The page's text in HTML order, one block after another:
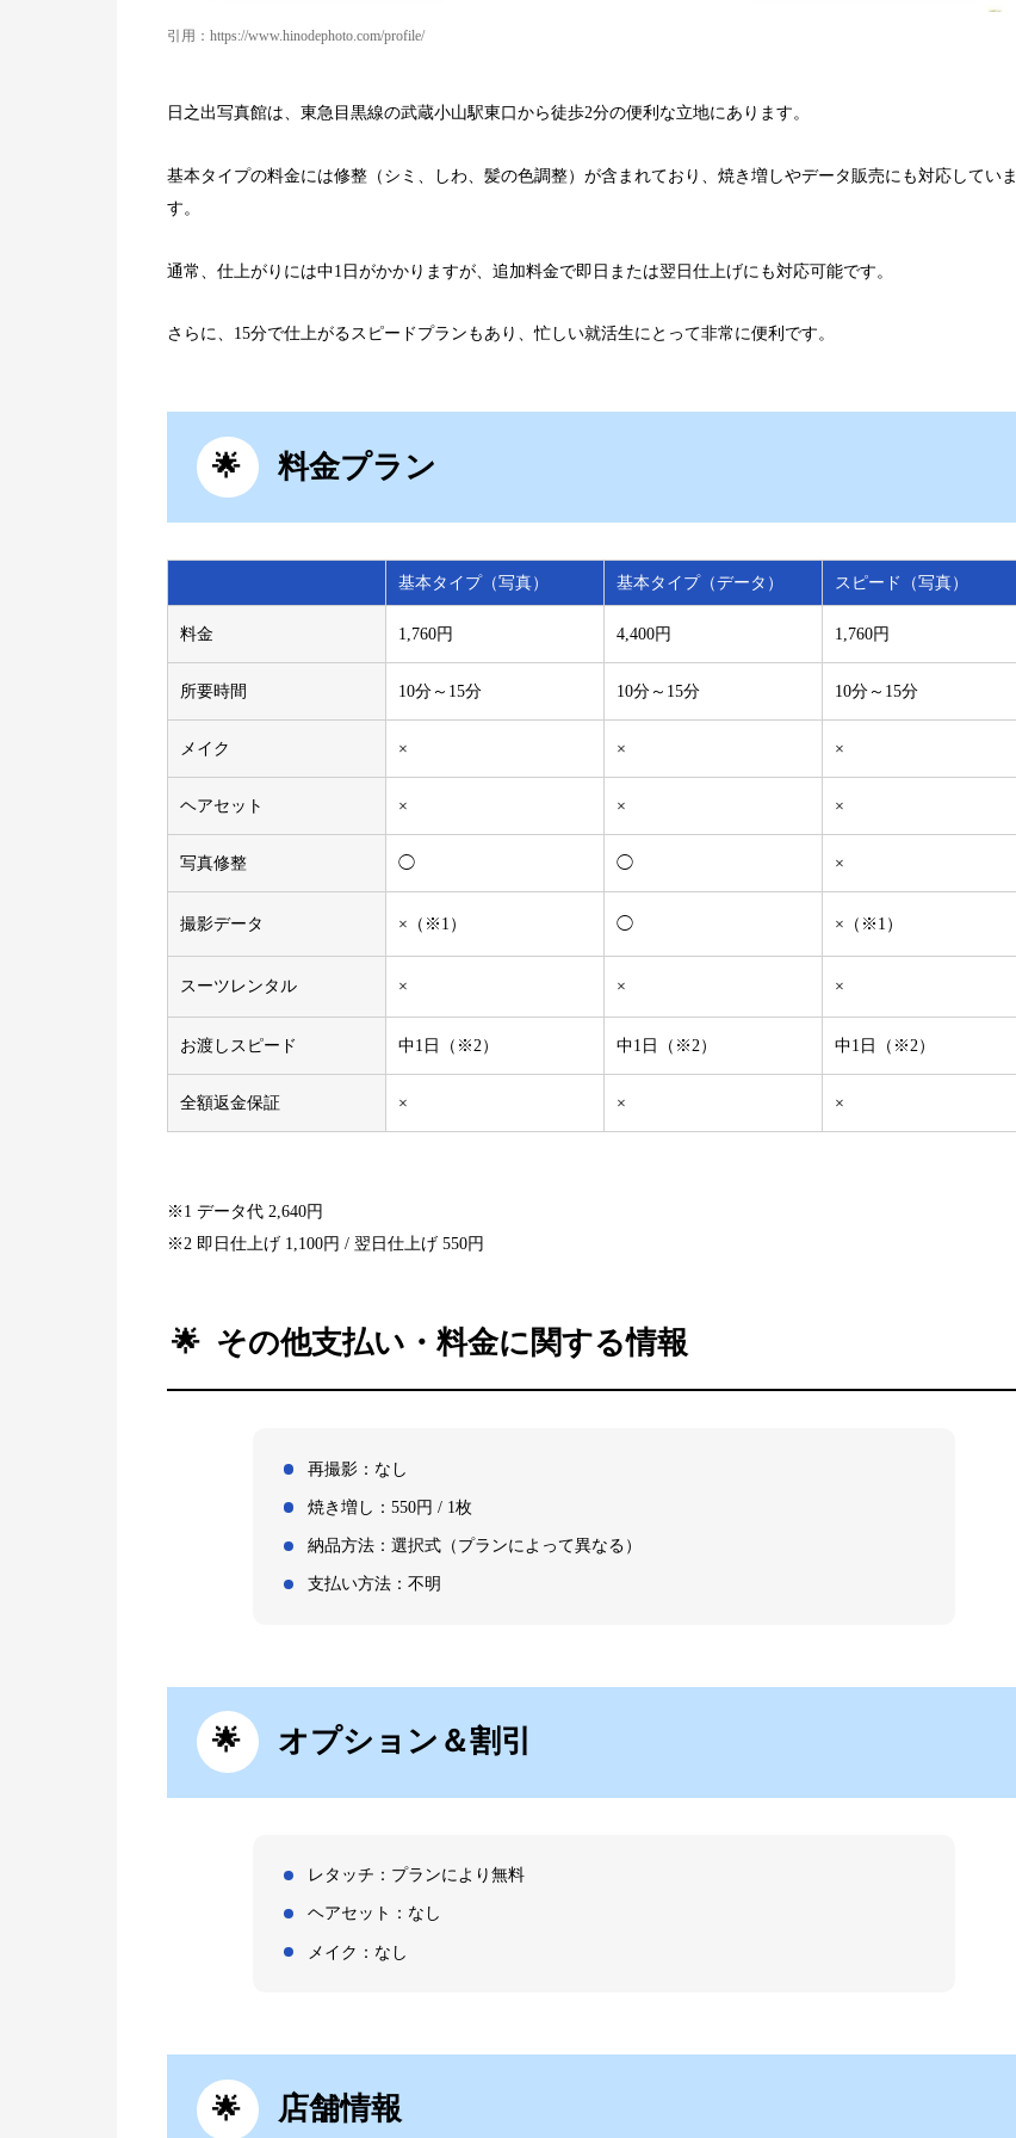
引用：https://www.hinodephoto.com/profile/
日之出写真館は、東急目黒線の武蔵小山駅東口から徒歩2分の便利な立地にあります。
基本タイプの料金には修整（シミ、しわ、髪の色調整）が含まれており、焼き増しやデータ販売にも対応していま
す。
通常、仕上がりには中1日がかかりますが、追加料金で即日または翌日仕上げにも対応可能です。
さらに、15分で仕上がるスピードプランもあり、忙しい就活生にとって非常に便利です。
料金プラン
基本タイプ（写真） 基本タイプ（データ） スピード（写真）
料金 1,760円 4,400円 1,760円
所要時間 10分～15分 10分～15分 10分～15分
メイク × × ×
ヘアセット × × ×
写真修整 ◯ ◯ ×
撮影データ ×（※1） ◯ ×（※1）
スーツレンタル × × ×
お渡しスピード 中1日（※2） 中1日（※2） 中1日（※2）
全額返金保証 × × ×
※1 データ代 2,640円
※2 即日仕上げ 1,100円 / 翌日仕上げ 550円
その他支払い・料金に関する情報
再撮影：なし
焼き増し：550円 / 1枚
納品方法：選択式（プランによって異なる）
支払い方法：不明
オプション＆割引
レタッチ：プランにより無料
ヘアセット：なし
メイク：なし
店舗情報